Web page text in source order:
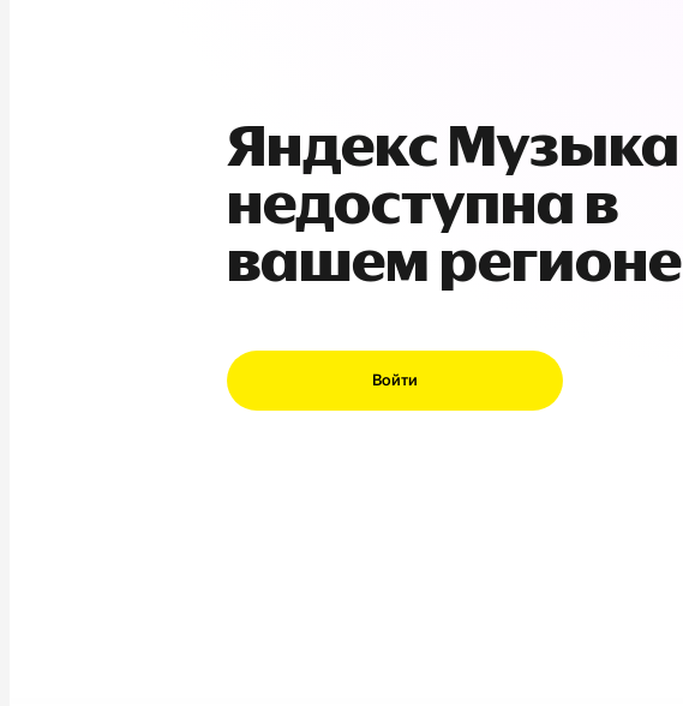
Яндекс Музыка
недоступна в
вашем регионе
Войти